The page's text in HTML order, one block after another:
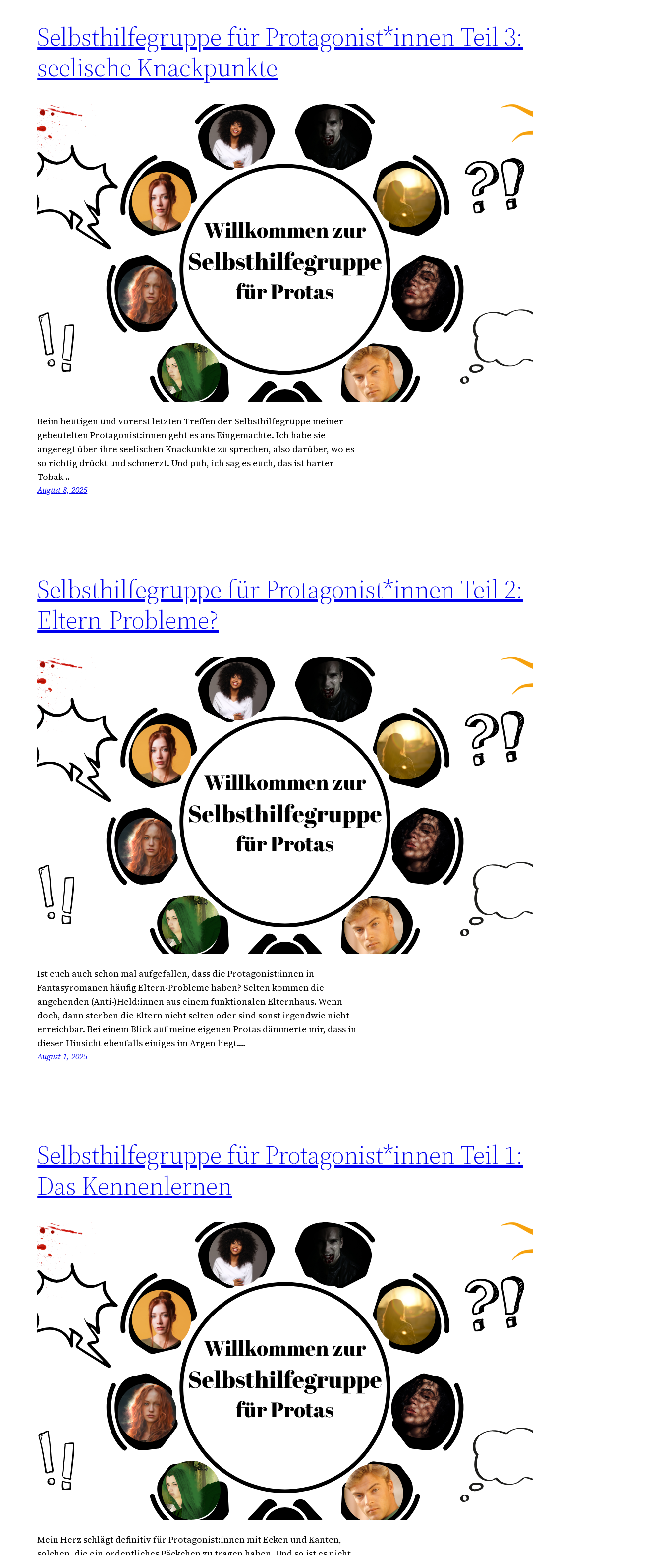
Selbsthilfegruppe für Protagonist*innen Teil 3:
seelische Knackpunkte
Beim heutigen und vorerst letzten Treffen der Selbsthilfegruppe meiner
gebeutelten Protagonist:innen geht es ans Eingemachte. Ich habe sie
angeregt über ihre seelischen Knackunkte zu sprechen, also darüber, wo es
so richtig drückt und schmerzt. Und puh, ich sag es euch, das ist harter
Tobak ..
August 8, 2025
Selbsthilfegruppe für Protagonist*innen Teil 2:
Eltern-Probleme?
Ist euch auch schon mal aufgefallen, dass die Protagonist:innen in
Fantasyromanen häufig Eltern-Probleme haben? Selten kommen die
angehenden (Anti-)Held:innen aus einem funktionalen Elternhaus. Wenn
doch, dann sterben die Eltern nicht selten oder sind sonst irgendwie nicht
erreichbar. Bei einem Blick auf meine eigenen Protas dämmerte mir, dass in
dieser Hinsicht ebenfalls einiges im Argen liegt.…
August 1, 2025
Selbsthilfegruppe für Protagonist*innen Teil 1:
Das Kennenlernen
Mein Herz schlägt definitiv für Protagonist:innen mit Ecken und Kanten,